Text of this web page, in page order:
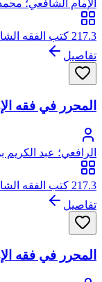
الإمام الشافعي؛
الهاشمي القرشي
217.3 كتب الفقه الشافعي
تفاصيل
المحرر في فقه
الرافعي؛ عبد
القزويني
217.3 كتب الفقه الشافعي
تفاصيل
المحرر في فقه